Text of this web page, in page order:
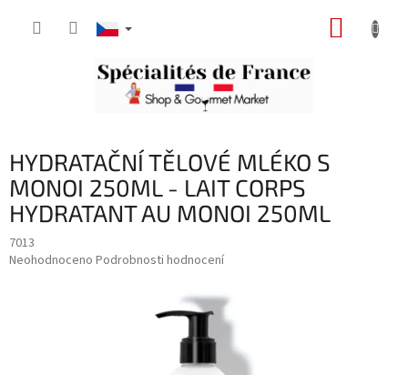
HYDRATAČNÍ TĚLOVÉ MLÉKO S
MONOI 250ML - LAIT CORPS
HYDRATANT AU MONOI 250ML
7013
Průměrné
Neohodnoceno Podrobnosti hodnocení